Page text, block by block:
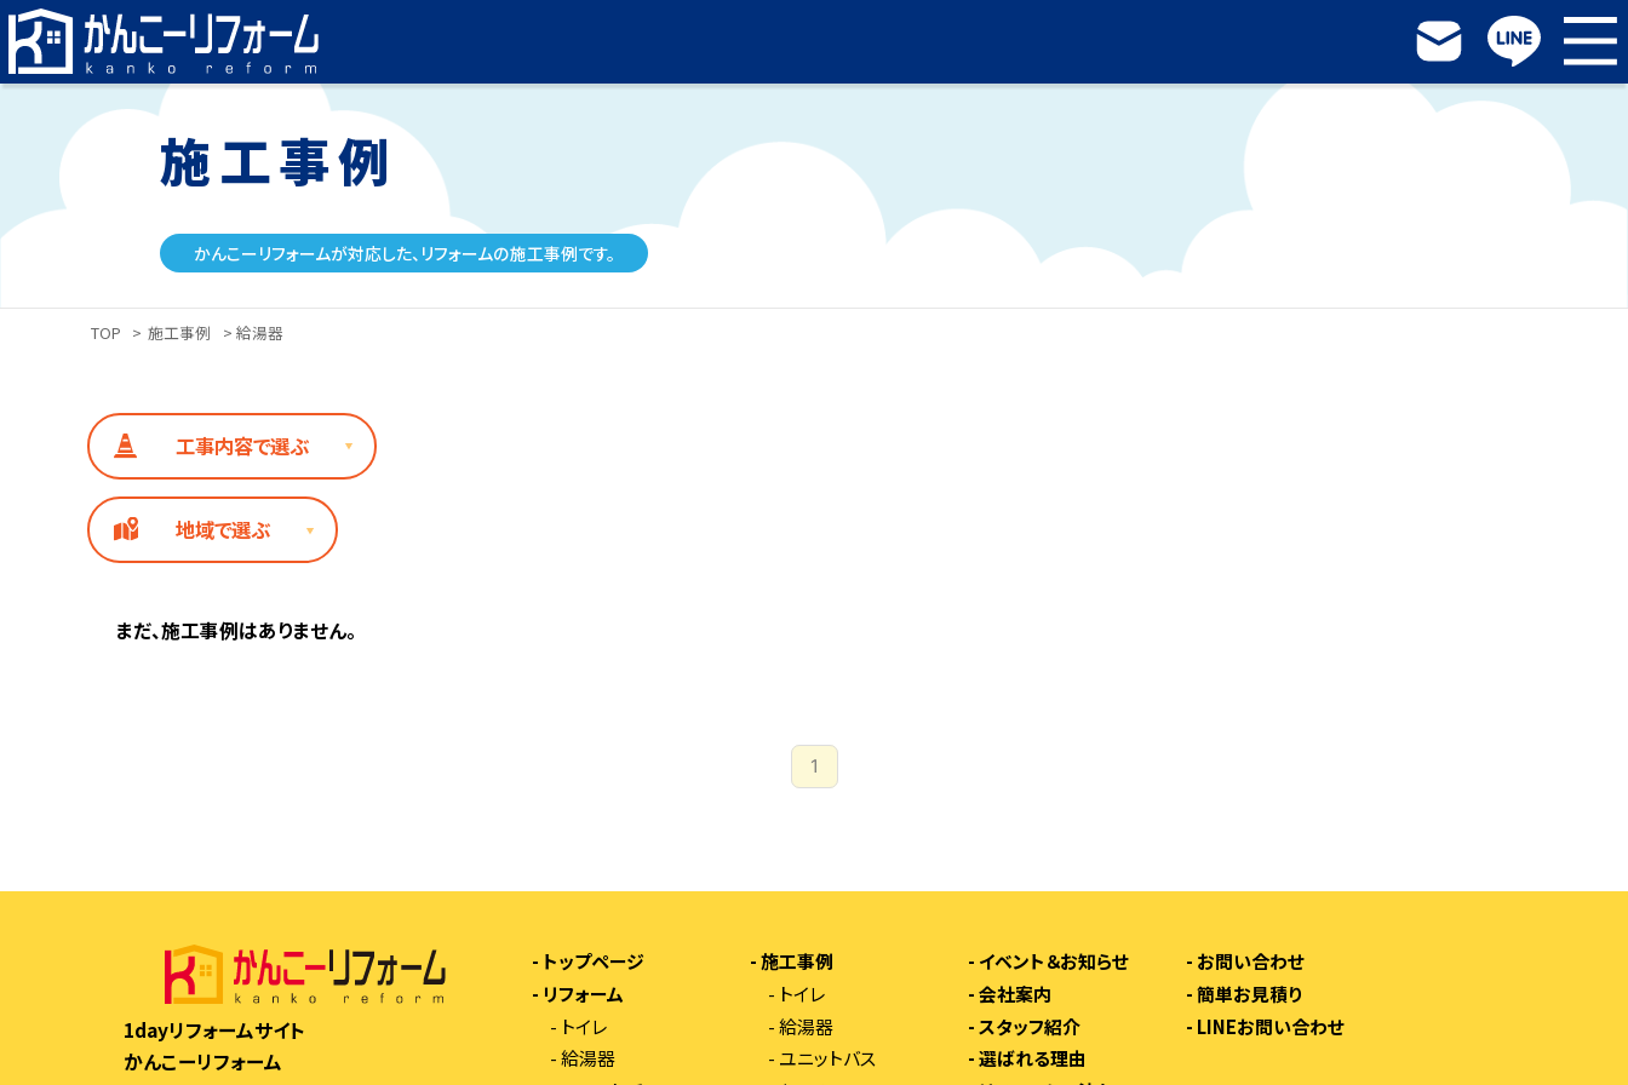
施工事例
かんこーリフォームが対応した、リフォームの施工事例です。
TOP > 施工事例 > 給湯器
工事内容で選ぶ
地域で選ぶ
まだ、施工事例はありません。
1
1dayリフォームサイト
かんこーリフォーム
- トップページ
- リフォーム
- トイレ
-給湯器
-施工事例
- トイレ
-給湯器
- ユニットバス
- イベント＆お知らせ
-会社案内
-スタッフ紹介
-選ばれる理由
- お問い合わせ
-簡単お見積り
- LINEお問い合わせ